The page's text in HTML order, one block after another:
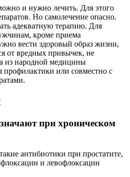
и нужно лечить. Для этого
Но самолечение опасно.
адекватную терапию. Для
кроме приема
вести здоровый образ жизни,
от вредных привычек, не
из народной медицины
профилактики или совместно с
при хроническом
антибиотики при простатите,
и левофлоксацин